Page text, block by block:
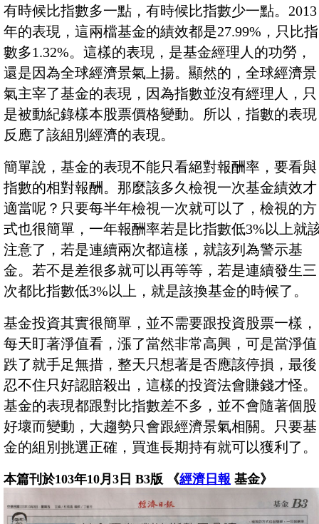
有時候比指數多一點，有時候比指數少一點。2013
年的表現，這兩檔基金的績效都是27.99%，只比指
數多1.32%。這樣的表現，是基金經理人的功勞，
還是因為全球經濟景氣上揚。顯然的，全球經濟景
氣主宰了基金的表現，因為指數並沒有經理人，只
是被動紀錄樣本股票價格變動。所以，指數的表現
反應了該組別經濟的表現。
簡單說，基金的表現不能只看絕對報酬率，要看與
指數的相對報酬。那麼該多久檢視一次基金績效才
適當呢？只要每半年檢視一次就可以了，檢視的方
式也很簡單，一年報酬率若是比指數低3%以上就
注意了，若是連續兩次都這樣，就該列為警示基
金。若不是差很多就可以再等等，若是連續發生三
次都比指數低3%以上，就是該換基金的時候了。
基金投資其實很簡單，並不需要跟投資股票一樣，
每天盯著淨值看，漲了當然非常高興，可是當淨值
跌了就手足無措，整天只想著是否應該停損，最後
忍不住只好認賠殺出，這樣的投資法會賺錢才怪。
基金的表現都跟對比指數差不多，並不會隨著個股
好壞而變動，大趨勢只會跟經濟景氣相關。只要基
金的組別挑選正確，買進長期持有就可以獲利了。
本篇刊於103年10月3日 B3版 《經濟日報 基金》